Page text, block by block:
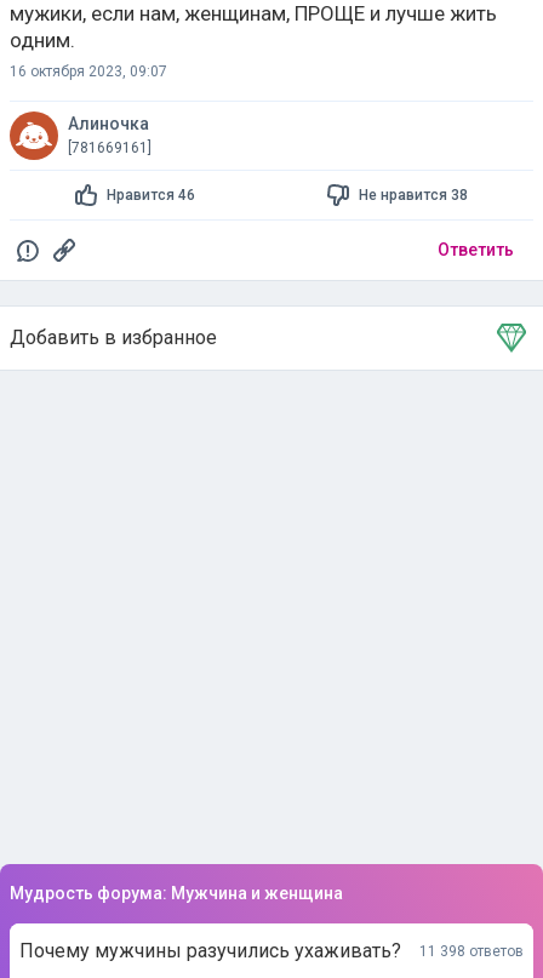
мужики, если нам, женщинам, ПРОЩЕ и лучше жить
одним.
16 октября 2023, 09:07
Алиночка
[781669161]
Нравится 46 Не нравится 38
Ответить
Добавить в избранное
Тема в избранном
Мудрость форума: Мужчина и женщина
Почему мужчины разучились ухаживать? 11 398 ответов